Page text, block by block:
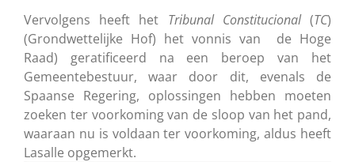
Vervolgens heeft het Tribunal Constitucional(TC)
(Grondwettelijke Hof) het vonnis van de Hoge
Raad) geratificeerd na een beroep van het
Gemeentebestuur, waar door dit, evenals de
Spaanse Regering, oplossingen hebben moeten
zoeken ter voorkoming van de sloop van het pand,
waaraan nu is voldaan ter voorkoming, aldus heeft
Lasalle opgemerkt.